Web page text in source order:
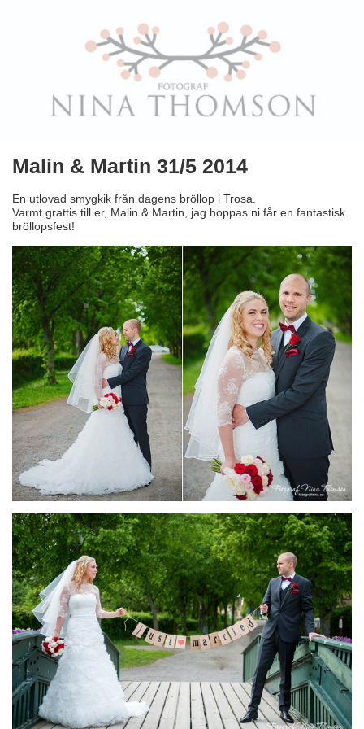
Malin & Martin 31/5 2014
En utlovad smygkik från dagens bröllop i Trosa.
Varmt grattis till er, Malin & Martin, jag hoppas ni får en fantastisk
bröllopsfest!